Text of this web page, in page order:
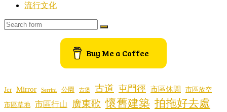
流行文化
Search
Buy Me a Coffee
Jer Mirror Serrini 公園 古堡 古道 屯門徑 市區休閒
市區放空
市區草地 市區行山 廣東歌 懷舊建築 拍拖好去處